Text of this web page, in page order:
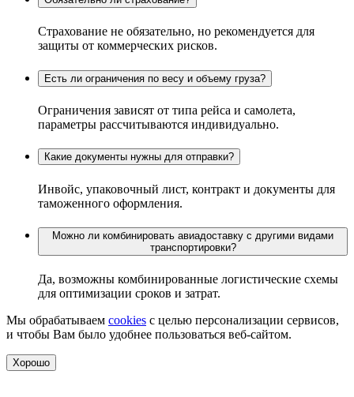
Страхование не обязательно, но рекомендуется для
защиты от коммерческих рисков.
Есть ли ограничения по весу и объему груза?
Ограничения зависят от типа рейса и самолета,
параметры рассчитываются индивидуально.
Какие документы нужны для отправки?
Инвойс, упаковочный лист, контракт и документы для
таможенного оформления.
Можно ли комбинировать авиадоставку с другими видами
транспортировки?
Да, возможны комбинированные логистические схемы
для оптимизации сроков и затрат.
Мы обрабатываем cookies с целью персонализации сервисов,
и чтобы Вам было удобнее пользоваться веб-сайтом.
Хорошо